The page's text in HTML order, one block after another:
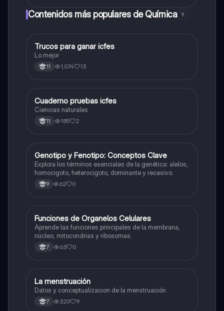
Contenidos más populares de Química 9
Química
Trucos para ganar icfes
Lo mejor
11 1,074 13
Biologia
Cuaderno pruebas icfes
Ciencias naturales
11 185 2
GBiologia
Genotipo y Fenotipo: Conceptos Clave
Explora los términos esenciales de la genética: alelos,
homocigoto, heterocigoto, dominante y recesivo.
9 62 0
FBiologia
Funciones de Organelos Celulares
Aprende las funciones principales de la membrana,
núcleo, mitocondrias y ribosomas.
7 63 0
Biologia
La menstruación
Datos y conceptualizacion de la menstruación
7 320 9